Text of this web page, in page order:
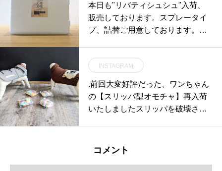
本日も"リバティシュシュ"入荷、
販売しております。スプレータイ
プ、詰替ご用意しております。そ
ン10L"強力な効果と高い安全性で
人気の中性次亜塩素酸水「リバテ
ィシュシュ」を、スリムなボディ
ーと使いやすさでベストバイにも
ボルディーウォータータンク」に
エディション。人体に安全安心な
シュシュだから使い終わった後も
INSTAGRAM
.前回大変好評だった、ワンちゃん
の【スリッパ型オモチャ】再入荷
いたしましたスリッパを破壊され
リッパ好きなんでしょうね…笑そ
コメント